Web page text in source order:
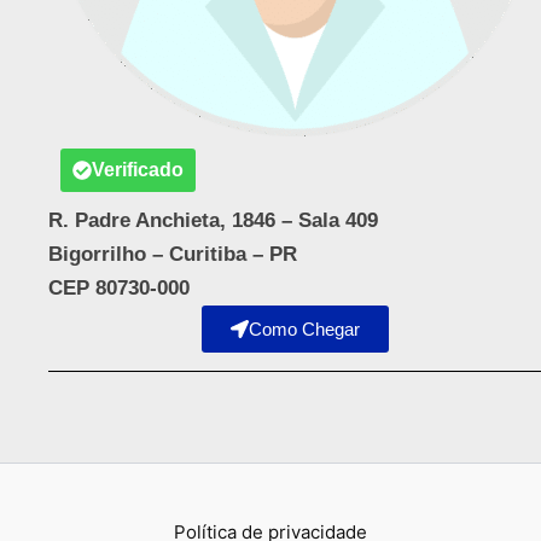
Verificado
R. Padre Anchieta, 1846 – Sala 409
Bigorrilho – Curitiba – PR
CEP 80730-000
Como Chegar
Política de privacidade